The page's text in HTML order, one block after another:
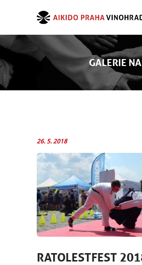
GALERIE
26. 5. 2018
RATOLESTFEST